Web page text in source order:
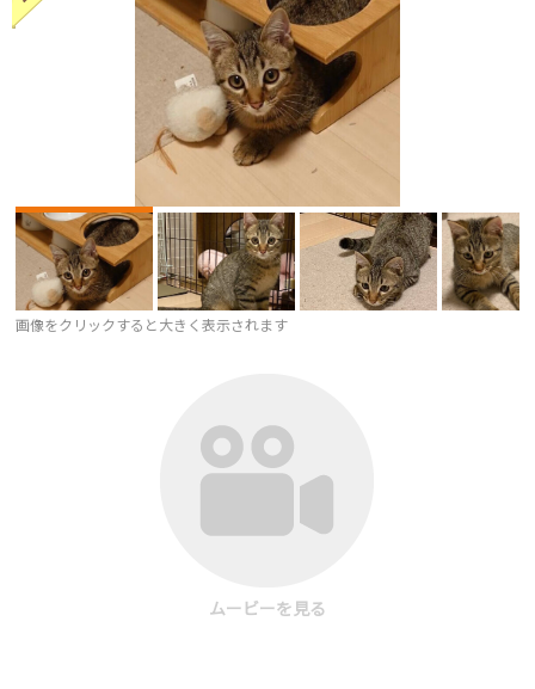
画像をクリックすると大きく表示されます
ムービーを見る